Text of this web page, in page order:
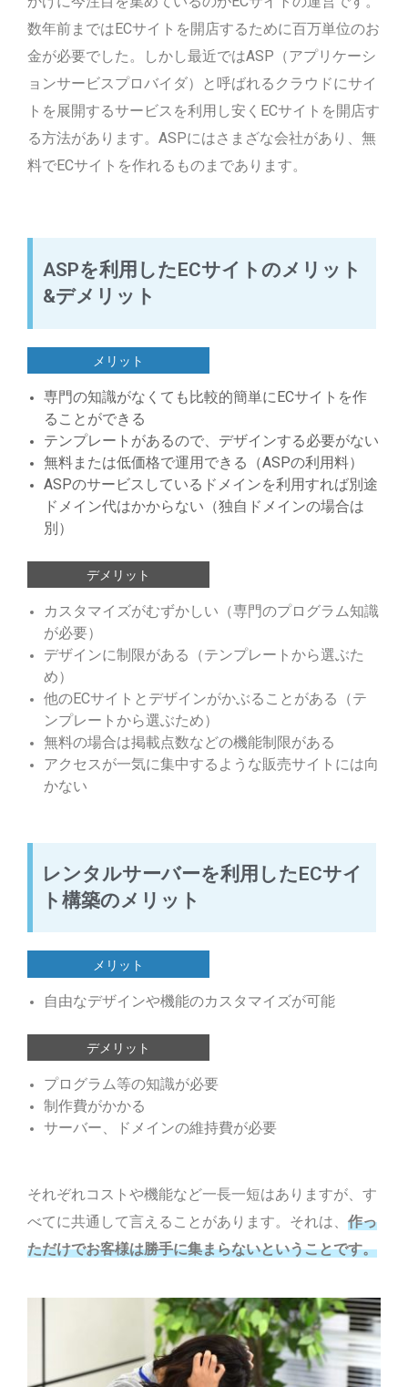
数年前まではECサイトを開店するために百万単位のお
金が必要でした。しかし最近ではASP（アプリケーシ
ョンサービスプロバイダ）と呼ばれるクラウドにサイ
トを展開するサービスを利用し安くECサイトを開店す
る方法があります。ASPにはさまざな会社があり、無
料でECサイトを作れるものまであります。
ASPを利用したECサイトのメリット
&デメリット
メリット
専門の知識がなくても比較的簡単にECサイトを作
ることができる
テンプレートがあるので、デザインする必要がない
無料または低価格で運用できる（ASPの利用料）
ASPのサービスしているドメインを利用すれば別途
ドメイン代はかからない（独自ドメインの場合は
別）
デメリット
カスタマイズがむずかしい（専門のプログラム知識
が必要）
デザインに制限がある（テンプレートから選ぶた
め）
他のECサイトとデザインがかぶることがある（テ
ンプレートから選ぶため）
無料の場合は掲載点数などの機能制限がある
アクセスが一気に集中するような販売サイトには向
かない
レンタルサーバーを利用したECサイ
ト構築のメリット
メリット
自由なデザインや機能のカスタマイズが可能
デメリット
プログラム等の知識が必要
制作費がかかる
サーバー、ドメインの維持費が必要
それぞれコストや機能など一長一短はありますが、す
べてに共通して言えることがあります。それは、 作っ
ただけでお客様は勝手に集まらないということです。